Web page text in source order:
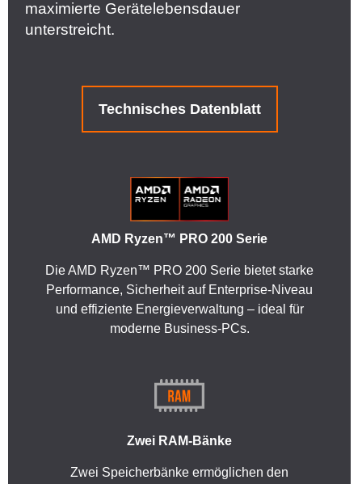
maximierte Gerätelebensdauer
unterstreicht.
Technisches Datenblatt
AMD Ryzen™ PRO 200 Serie
Die AMD Ryzen™ PRO 200 Serie bietet starke
Performance, Sicherheit auf Enterprise-Niveau
und effiziente Energieverwaltung – ideal für
moderne Business-PCs.
Zwei RAM-Bänke
Zwei Speicherbänke ermöglichen den